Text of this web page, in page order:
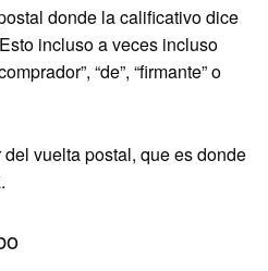
donde la calificativo dice
incluso a veces incluso
“de”, “firmante” o
vuelta postal, que es donde